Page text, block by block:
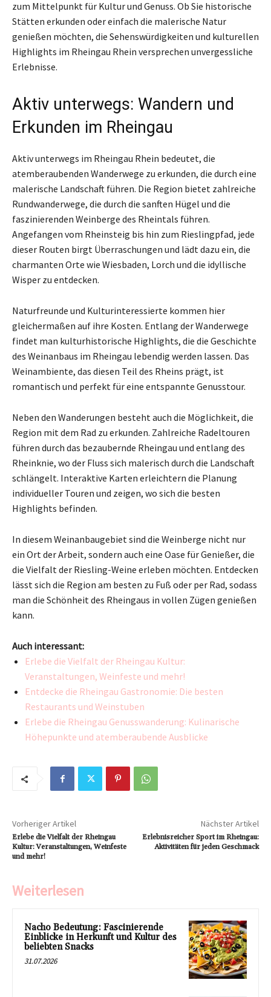
zum Mittelpunkt für Kultur und Genuss. Ob Sie historische
Stätten erkunden oder einfach die malerische Natur
genießen möchten, die Sehenswürdigkeiten und kulturellen
Highlights im Rheingau Rhein versprechen unvergessliche
Erlebnisse.
Aktiv unterwegs: Wandern und
Erkunden im Rheingau
Aktiv unterwegs im Rheingau Rhein bedeutet, die
atemberaubenden Wanderwege zu erkunden, die durch eine
malerische Landschaft führen. Die Region bietet zahlreiche
Rundwanderwege, die durch die sanften Hügel und die
faszinierenden Weinberge des Rheintals führen.
Angefangen vom Rheinsteig bis hin zum Rieslingpfad, jede
dieser Routen birgt Überraschungen und lädt dazu ein, die
charmanten Orte wie Wiesbaden, Lorch und die idyllische
Wisper zu entdecken.
Naturfreunde und Kulturinteressierte kommen hier
gleichermaßen auf ihre Kosten. Entlang der Wanderwege
findet man kulturhistorische Highlights, die die Geschichte
des Weinanbaus im Rheingau lebendig werden lassen. Das
Weinambiente, das diesen Teil des Rheins prägt, ist
romantisch und perfekt für eine entspannte Genusstour.
Neben den Wanderungen besteht auch die Möglichkeit, die
Region mit dem Rad zu erkunden. Zahlreiche Radeltouren
führen durch das bezaubernde Rheingau und entlang des
Rheinknie, wo der Fluss sich malerisch durch die Landschaft
schlängelt. Interaktive Karten erleichtern die Planung
individueller Touren und zeigen, wo sich die besten
Highlights befinden.
In diesem Weinanbaugebiet sind die Weinberge nicht nur
ein Ort der Arbeit, sondern auch eine Oase für Genießer, die
die Vielfalt der Riesling-Weine erleben möchten. Entdecken
lässt sich die Region am besten zu Fuß oder per Rad, sodass
man die Schönheit des Rheingaus in vollen Zügen genießen
kann.
Auch interessant:
Erlebe die Vielfalt der Rheingau Kultur:
Veranstaltungen, Weinfeste und mehr!
Entdecke die Rheingau Gastronomie: Die besten
Restaurants und Weinstuben
Erlebe die Rheingau Genusswanderung: Kulinarische
Höhepunkte und atemberaubende Ausblicke
Vorheriger Artikel
Erlebe die Vielfalt der Rheingau
Kultur: Veranstaltungen, Weinfeste
und mehr!
Nächster Artikel
Erlebnisreicher Sport im Rheingau:
Aktivitäten für jeden Geschmack
Weiterlesen
Nacho Bedeutung: Fascinierende
Einblicke in Herkunft und Kultur des
beliebten Snacks
31.07.2026